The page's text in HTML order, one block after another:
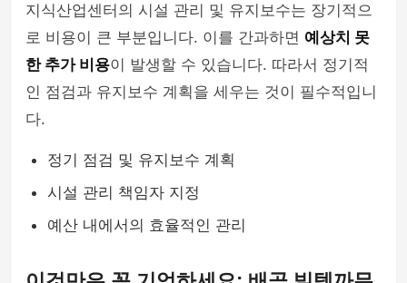
지식산업센터의 시설 관리 및 유지보수는 장기적으
로 비용이 큰 부분입니다. 이를 간과하면 예상치 못
한 추가 비용이 발생할 수 있습니다. 따라서 정기적
인 점검과 유지보수 계획을 세우는 것이 필수적입니
다.
정기 점검 및 유지보수 계획
시설 관리 책임자 지정
예산 내에서의 효율적인 관리